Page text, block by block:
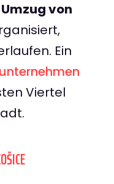
Umzug von
Ein
Viertel